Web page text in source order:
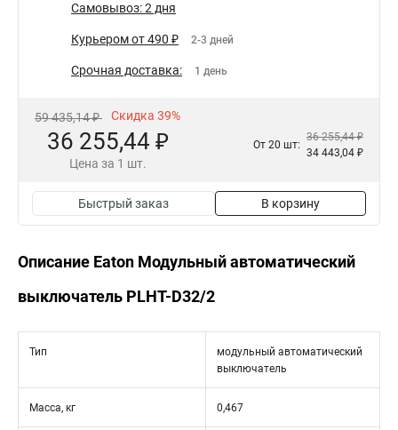
Самовывоз: 2 дня
Курьером от 490 ₽ 2-3 дней
Срочная доставка: 1 день
59 435,14 ₽ Скидка 39%
36 255,44 ₽
Цена за 1 шт.
От 20 шт:
36 255,44 ₽
34 443,04 ₽
Быстрый заказ В корзину
Описание Eaton Модульный автоматический
выключатель PLHT-D32/2
Тип
модульный автоматический
выключатель
Масса, кг 0,467